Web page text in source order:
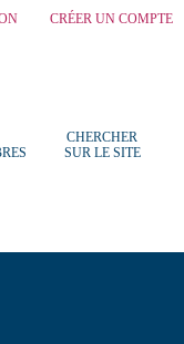
CRÉER UN COMPTE
CHERCHER
SUR LE SITE